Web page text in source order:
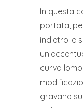
In questa
portata,
indietro le
curva
gravano